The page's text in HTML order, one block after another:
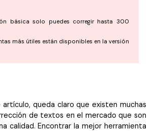
básica solo puedes corregir hasta 300
más útiles están disponibles en la versión
queda claro que existen muchas
de textos en el mercado que son
calidad. Encontrar la mejor herramienta